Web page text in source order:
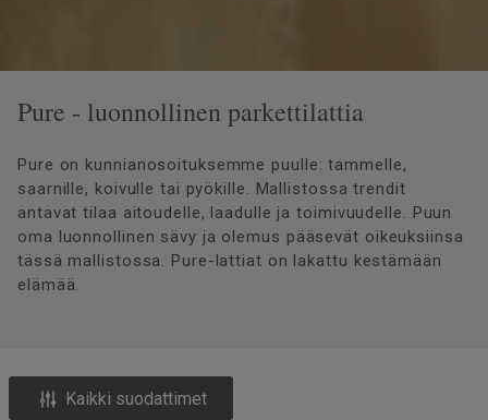
Pure - luonnollinen parkettilattia
Pure on kunnianosoituksemme puulle: tammelle,
saarnille, koivulle tai pyökille. Mallistossa trendit
antavat tilaa aitoudelle, laadulle ja toimivuudelle. Puun
oma luonnollinen sävy ja olemus pääsevät oikeuksiinsa
tässä mallistossa. Pure-lattiat on lakattu kestämään
elämää.
Kaikki suodattimet